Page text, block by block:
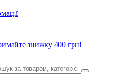
знижку 400 грн!